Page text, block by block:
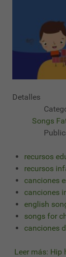
Detalles
Songs
recursos
recursos
canciones
canciones
english
songs for
canciones
Leer más: Hip